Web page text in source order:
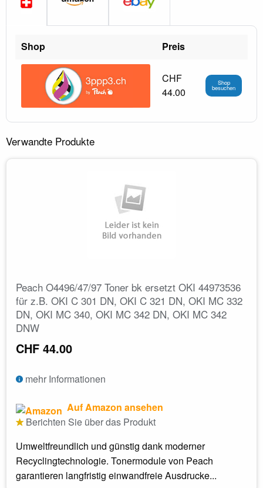
Shop Preis
CHF
44.00
Shop
besuchen
Verwandte Produkte
Peach O4496/47/97 Toner bk ersetzt OKI 44973536
für z.B. OKI C 301 DN, OKI C 321 DN, OKI MC 332
DN, OKI MC 340, OKI MC 342 DN, OKI MC 342
DNW
CHF 44.00
mehr Informationen
Auf Amazon ansehen
Berichten Sie über das Produkt
Umweltfreundlich und günstig dank moderner
Recyclingtechnologie. Tonermodule von Peach
garantieren langfristig einwandfreie Ausdrucke...